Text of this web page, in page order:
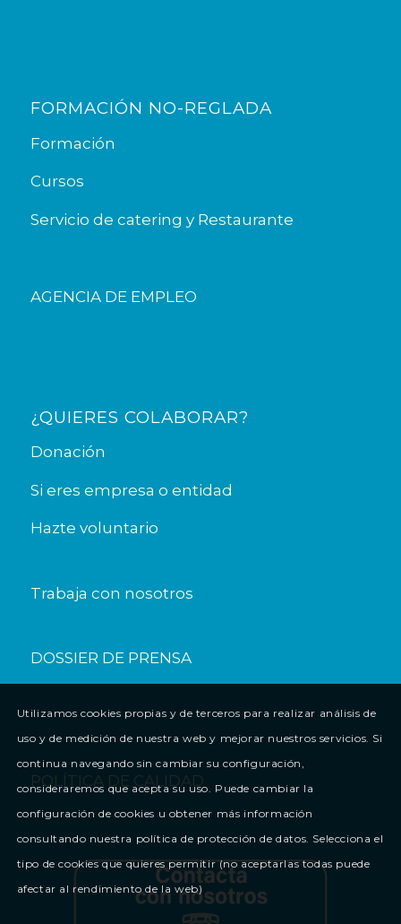
FORMACIÓN NO-REGLADA
Formación
Cursos
Servicio de catering y Restaurante
AGENCIA DE EMPLEO
¿QUIERES COLABORAR?
Donación
Si eres empresa o entidad
Hazte voluntario
Trabaja con nosotros
DOSSIER DE PRENSA
POLÍTICA DE CALIDAD
Utilizamos cookies propias y de terceros para realizar análisis de
uso y de medición de nuestra web y mejorar nuestros servicios. Si
continua navegando sin cambiar su configuración,
consideraremos que acepta su uso. Puede cambiar la
configuración de cookies u obtener más información
consultando nuestra política de protección de datos. Selecciona el
tipo de cookies que quieres permitir (no aceptarlas todas puede
afectar al rendimiento de la web)